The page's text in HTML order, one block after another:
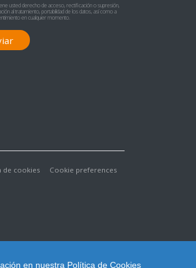
en nuestra Política de Cookies
usted derecho de acceso, rectificación o supresión,
al tratamiento, portabilidad de los datos, así como a
en cualquier momento.
de cookies Cookie preferences